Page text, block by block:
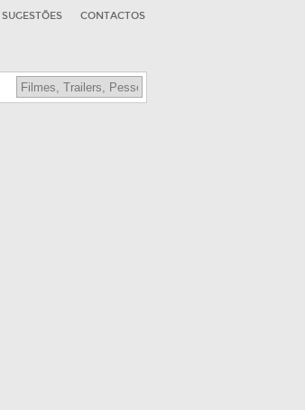
SUGESTÕES CONTACTOS